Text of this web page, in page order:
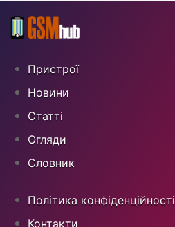
Пристрої
Новини
Статті
Огляди
Cловник
Політика конфіденційності
Контакти